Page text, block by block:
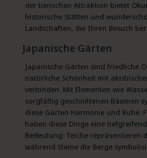
der tierischen Attraktion bietet
historische Stätten und
Landschaften, die Ihren Besuch
Japanische Gärten
Japanische Gärten sind friedliche
natürliche Schönheit mit
verbinden. Mit Elementen wie
sorgfältig geschnittenen Bäumen
diese Gärten Harmonie und Ruhe.
haben diese Dinge eine
Bedeutung: Teiche repräsentieren
während Steine die Berge